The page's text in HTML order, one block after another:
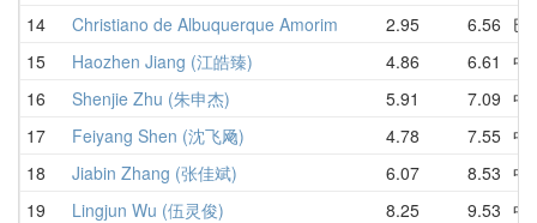
14
Christiano de Albuquerque Amorim 2.95 6.56 巴
15
Haozhen Jiang (江皓臻) 4.86 6.61
中
16
Shenjie Zhu (朱申杰) 5.91 7.09 中
17
Feiyang Shen (沈飞飏) 4.78 7.55 中
18
Jiabin Zhang (张佳斌) 6.07 8.53 中
19
Lingjun Wu (伍灵俊) 8.25 9.53 中